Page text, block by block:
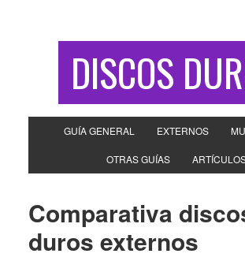
DISCOS
GUÍA GENERAL EXTERNOS
OTRAS GUÍAS
Comparativa
duros externos